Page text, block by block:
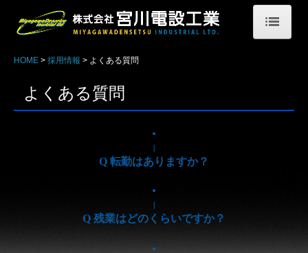
HOME
宮川電設工業について
会社概要
HOME 採用情報 よくある質問
よくある質問
●
Q 転勤はありますか？
●
Q 残業はどのくらいですか？
●